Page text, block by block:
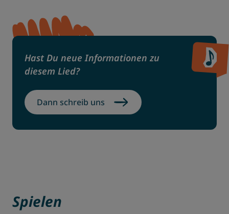
Hast Du neue Informationen zu
diesem Lied?
Dann schreib uns
Spielen